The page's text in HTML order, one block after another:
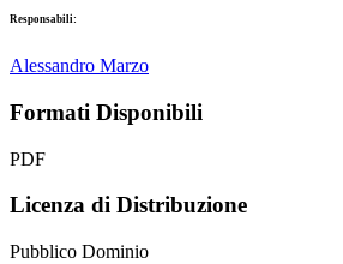
Responsabili:
Alessandro Marzo
Formati Disponibili
PDF
Licenza di Distribuzione
Pubblico Dominio